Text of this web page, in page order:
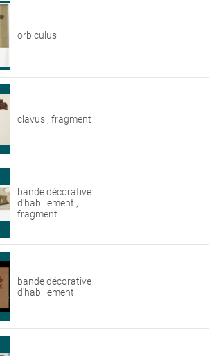
orbiculus
clavus ; fragment
bande décorative
d'habillement ;
fragment
bande décorative
d'habillement